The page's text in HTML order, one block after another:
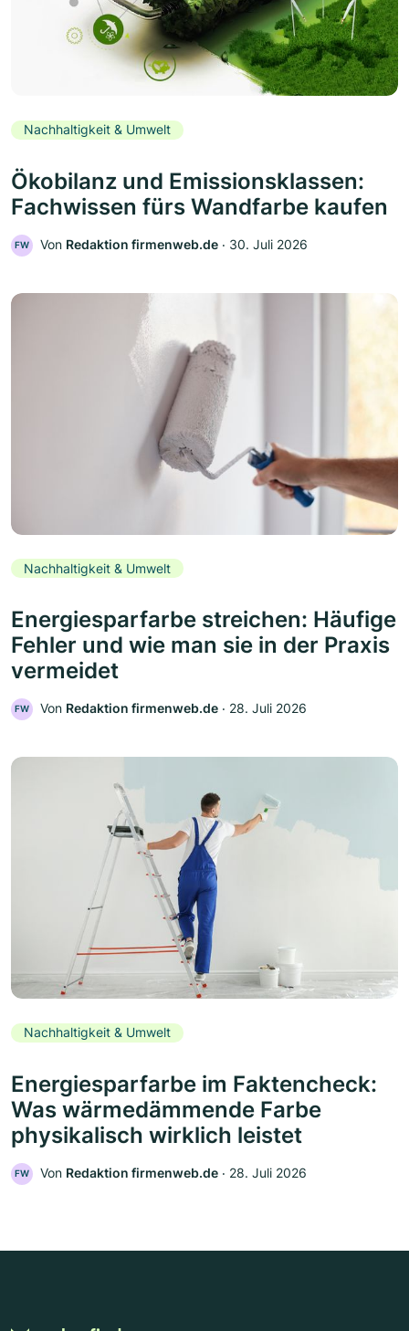
Nachhaltigkeit & Umwelt
Ökobilanz und Emissionsklassen:
Fachwissen fürs Wandfarbe kaufen
FW Von Redaktion firmenweb.de ‧ 30. Juli 2026
Nachhaltigkeit & Umwelt
Energiesparfarbe streichen: Häufige
Fehler und wie man sie in der Praxis
vermeidet
FW Von Redaktion firmenweb.de ‧ 28. Juli 2026
Nachhaltigkeit & Umwelt
Energiesparfarbe im Faktencheck:
Was wärmedämmende Farbe
physikalisch wirklich leistet
FW Von Redaktion firmenweb.de ‧ 28. Juli 2026